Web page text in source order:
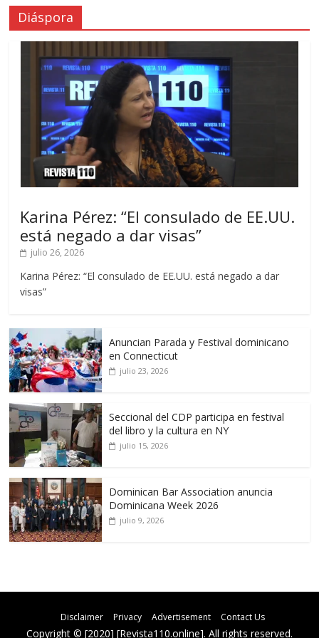
Diáspora
Karina Pérez: “El consulado de EE.UU.
está negado a dar visas”
julio 26, 2026
Karina Pérez: “El consulado de EE.UU. está negado a dar
visas”
Anuncian Parada y Festival dominicano
en Connecticut
julio 23, 2026
Seccional del CDP participa en festival
del libro y la cultura en NY
julio 15, 2026
Dominican Bar Association anuncia
Dominicana Week 2026
julio 9, 2026
Disclaimer Privacy Advertisement Contact Us
Copyright © [2020] [Revista110.online]. All rights reserved.